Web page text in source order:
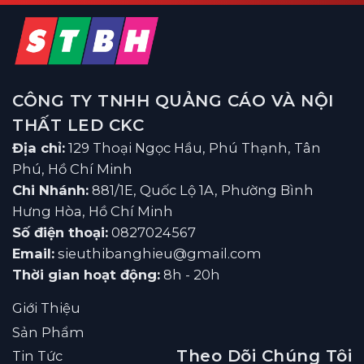
CÔNG TY TNHH QUẢNG CÁO VÀ NỘI
THẤT LED CKC
Địa chỉ: 129 Thoại Ngọc Hầu, Phú Thạnh, Tân
Phú, Hồ Chí Minh
Chi Nhánh: 881/1E, Quốc Lộ 1A, Phường Bình
Hưng Hòa, Hồ Chí Minh
Số điện thoại: 0827024567
Email: sieuthibanghieu@gmail.com
Thời gian hoạt động: 8h - 20h
Giới Thiệu
Sản Phẩm
Tin Tức
Theo Dõi Chúng Tôi